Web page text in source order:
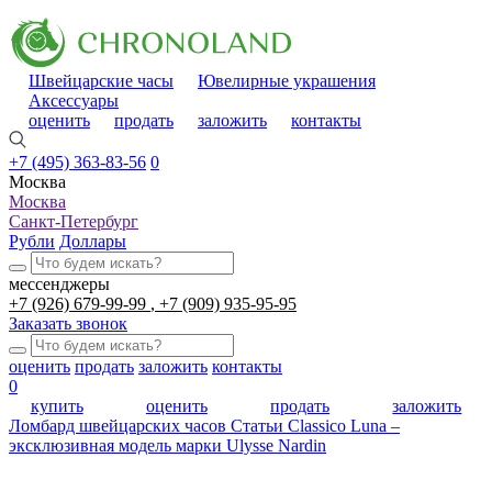
Швейцарские часы
Ювелирные украшения
Аксессуары
оценить
продать заложить контакты
+7 (495) 363-83-56 0
Москва
Москва
Санкт-Петербург
Рубли Доллары
мессенджеры
+7 (926) 679-99-99
+7 (909) 935-95-95
Заказать звонок
оценить продать заложить контакты
0
купить
оценить продать
заложить
Ломбард швейцарских часов Статьи Classico Luna –
эксклюзивная модель марки Ulysse Nardin